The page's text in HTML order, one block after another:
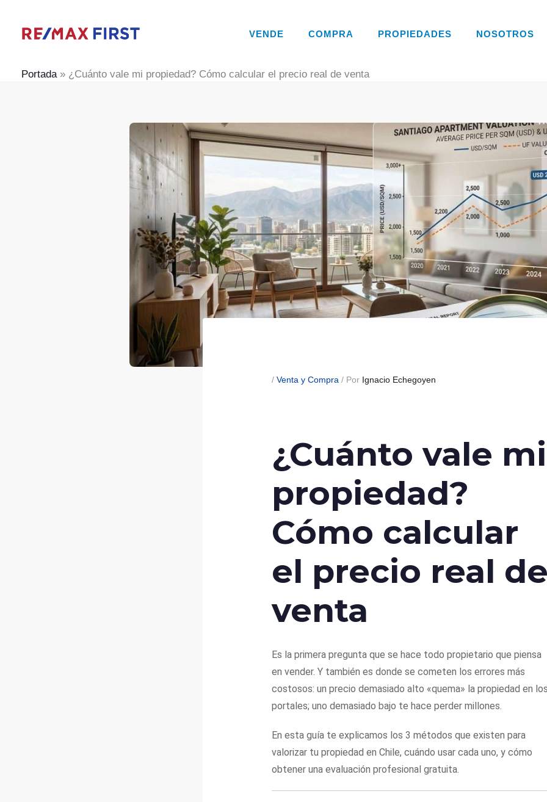
contenido
VENDE COMPRA PROPIEDADES NOSOTROS
Portada» ¿Cuánto vale mi propiedad? Cómo calcular el precio real de venta
/Venta y Compra / Por Ignacio Echegoyen
¿Cuánto vale mi
propiedad?
Cómo calcular
el precio real
venta
Es la primera pregunta que se hace todo propietario que piensa
en vender. Y también es donde se cometen los errores más
costosos: un precio demasiado alto «quema» la propiedad en
portales; uno demasiado bajo te hace perder millones.
En esta guía te explicamos los 3 métodos que existen para
valorizar tu propiedad en Chile, cuándo usar cada uno, y cómo
obtener una evaluación profesional gratuita.